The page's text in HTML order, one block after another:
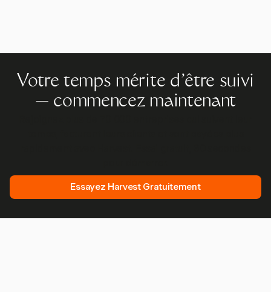
Votre temps mérite d'être suivi
— commencez maintenant
Essayez Harvest Gratuitement